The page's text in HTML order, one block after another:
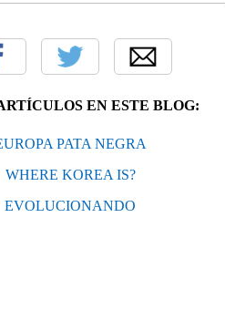
EN ESTE BLOG:
PATA NEGRA
WHERE KOREA IS?
EVOLUCIONANDO